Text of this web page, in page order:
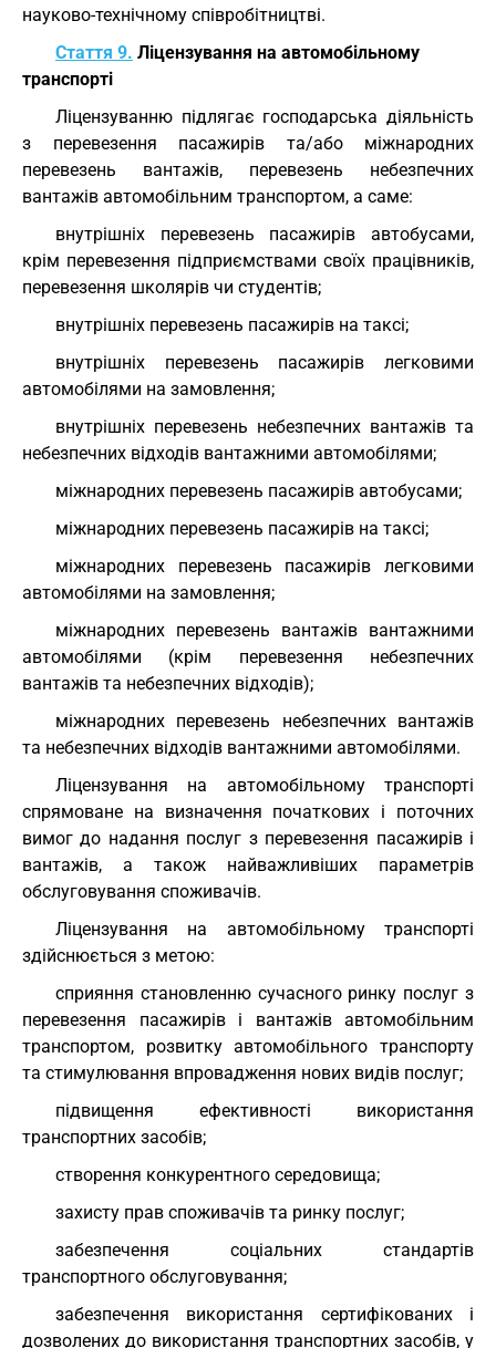
науково-технічному співробітництві.
Стаття 9. Ліцензування на автомобільному
транспорті
Ліцензуванню підлягає господарська діяльність
з перевезення пасажирів та/або міжнародних
перевезень вантажів, перевезень небезпечних
вантажів автомобільним транспортом, а саме:
внутрішніх перевезень пасажирів автобусами,
крім перевезення підприємствами своїх працівників,
перевезення школярів чи студентів;
внутрішніх перевезень пасажирів на таксі;
внутрішніх перевезень пасажирів легковими
автомобілями на замовлення;
внутрішніх перевезень небезпечних вантажів та
небезпечних відходів вантажними автомобілями;
міжнародних перевезень пасажирів автобусами;
міжнародних перевезень пасажирів на таксі;
міжнародних перевезень пасажирів легковими
автомобілями на замовлення;
міжнародних перевезень вантажів вантажними
автомобілями (крім перевезення небезпечних
вантажів та небезпечних відходів);
міжнародних перевезень небезпечних вантажів
та небезпечних відходів вантажними автомобілями.
Ліцензування на автомобільному транспорті
спрямоване на визначення початкових і поточних
вимог до надання послуг з перевезення пасажирів і
вантажів, а також найважливіших параметрів
обслуговування споживачів.
Ліцензування на автомобільному транспорті
здійснюється з метою:
сприяння становленню сучасного ринку послуг з
перевезення пасажирів і вантажів автомобільним
транспортом, розвитку автомобільного транспорту
та стимулювання впровадження нових видів послуг;
підвищення ефективності використання
транспортних засобів;
створення конкурентного середовища;
захисту прав споживачів та ринку послуг;
забезпечення соціальних стандартів
транспортного обслуговування;
забезпечення використання сертифікованих і
дозволених до використання транспортних засобів, у